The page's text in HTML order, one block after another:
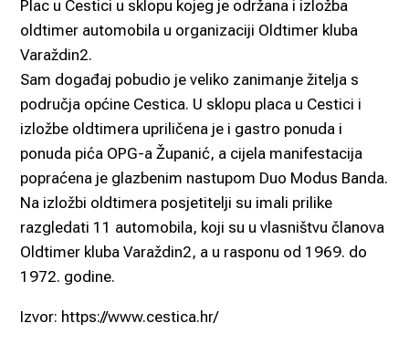
Plac u Cestici u sklopu kojeg je održana i izložba
oldtimer automobila u organizaciji Oldtimer kluba
Varaždin2.
Sam događaj pobudio je veliko zanimanje žitelja s
područja općine Cestica. U sklopu placa u Cestici i
izložbe oldtimera upriličena je i gastro ponuda i
ponuda pića OPG-a Županić, a cijela manifestacija
popraćena je glazbenim nastupom Duo Modus Banda.
Na izložbi oldtimera posjetitelji su imali prilike
razgledati 11 automobila, koji su u vlasništvu članova
Oldtimer kluba Varaždin2, a u rasponu od 1969. do
1972. godine.
Izvor: https://www.cestica.hr/